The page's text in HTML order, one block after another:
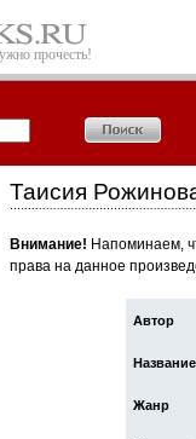
прочесть!
Таисия
Внимание! Напоминаем,
права на данное
Автор
Название
Жанр